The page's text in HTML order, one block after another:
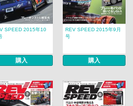
SPEED 2015年10
購入
REV SPEED 2015年9月
号
購入